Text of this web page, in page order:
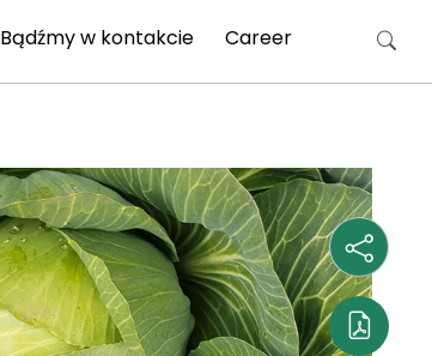
Bądźmy w kontakcie Career